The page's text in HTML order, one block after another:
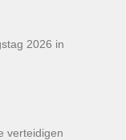
2026 in
verteidigen